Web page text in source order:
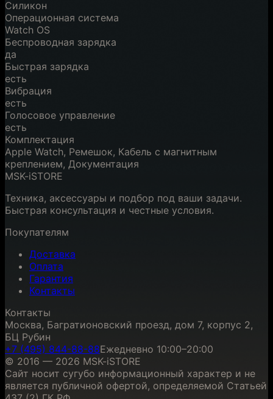
Силикон
Операционная система
Watch OS
Беспроводная зарядка
да
Быстрая зарядка
есть
Вибрация
есть
Голосовое управление
есть
Комплектация
Apple Watch, Ремешок, Кабель с магнитным
креплением, Документация
MSK-iSTORE
Техника, аксессуары и подбор под ваши задачи.
Быстрая консультация и честные условия.
Покупателям
Доставка
Оплата
Гарантия
Контакты
Контакты
Москва, Багратионовский проезд, дом 7, корпус 2,
БЦ Рубин
+7 (495) 844-88-88Ежедневно 10:00–20:00
© 2016 — 2026 MSK-iSTORE
Сайт носит сугубо информационный характер и не
является публичной офертой, определяемой Статьей